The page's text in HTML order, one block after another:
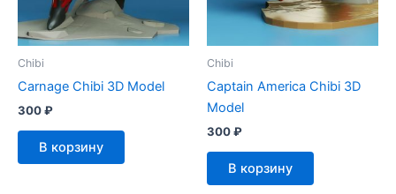
Chibi
Carnage Chibi 3D Model
300₽
В корзину
Chibi
Captain America Chibi 3D
Model
300₽
В корзину